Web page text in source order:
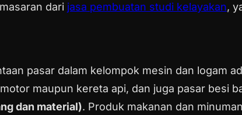
dari jasa pembuatan studi kelayakan,
pasar dalam kelompok mesin dan logam
maupun kereta api, dan juga pasar besi
dan material). Produk makanan dan